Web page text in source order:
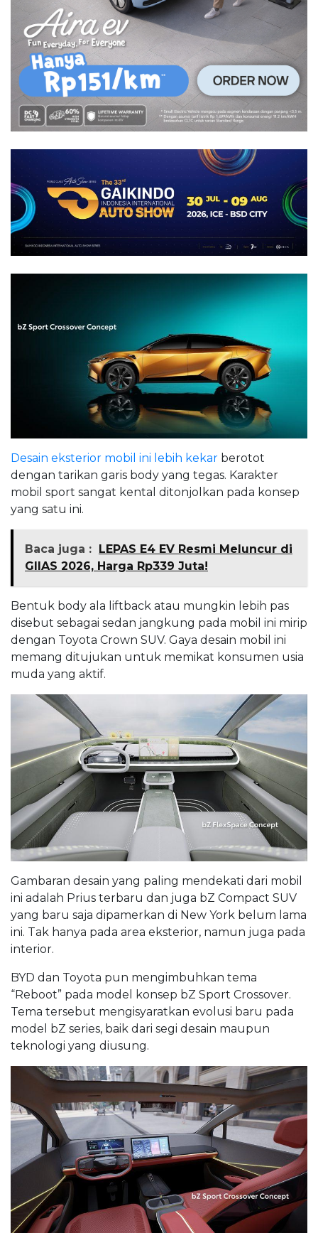
Desain eksterior mobil ini lebih kekar berotot
dengan tarikan garis body yang tegas. Karakter
mobil sport sangat kental ditonjolkan pada konsep
yang satu ini.
Baca juga :
LEPAS E4 EV Resmi Meluncur di
GIIAS 2026, Harga Rp339 Juta!
Bentuk body ala liftback atau mungkin lebih pas
disebut sebagai sedan jangkung pada mobil ini mirip
dengan Toyota Crown SUV. Gaya desain mobil ini
memang ditujukan untuk memikat konsumen usia
muda yang aktif.
Gambaran desain yang paling mendekati dari mobil
ini adalah Prius terbaru dan juga bZ Compact SUV
yang baru saja dipamerkan di New York belum lama
ini. Tak hanya pada area eksterior, namun juga pada
interior.
BYD dan Toyota pun mengimbuhkan tema
“Reboot” pada model konsep bZ Sport Crossover.
Tema tersebut mengisyaratkan evolusi baru pada
model bZ series, baik dari segi desain maupun
teknologi yang diusung.